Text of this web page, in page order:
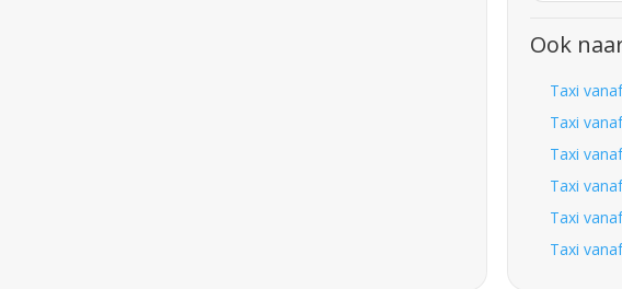
Ook
Taxi
Taxi
Taxi
Taxi
Taxi
Taxi